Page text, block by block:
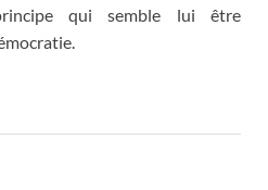
qui semble lui être